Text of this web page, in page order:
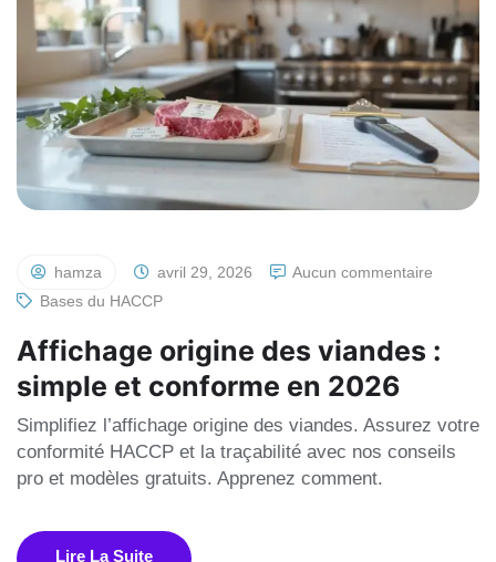
hamza avril 29, 2026
Aucun commentaire
Bases du HACCP
Affichage origine des viandes :
simple et conforme en 2026
Simplifiez l’affichage origine des viandes. Assurez votre
conformité HACCP et la traçabilité avec nos conseils
pro et modèles gratuits. Apprenez comment.
Lire La Suite